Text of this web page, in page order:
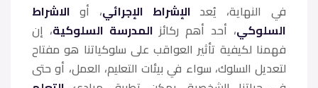
في النهاية، يُعد الإشراط الإجرائي، أو الاشراط
السلوكي، أحد أهم ركائزالمدرسة السلوكية، إن
فهمنا لكيفية تأثير العواقب على سلوكياتنا هو مفتاح
لتعديل السلوك، سواء في بيئات التعليم، العمل، أو حتى